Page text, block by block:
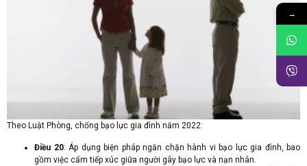
Theo Luật Phòng, chống bạo lực gia đình năm 2022:
Điều 20: Áp dụng biện pháp ngăn chặn hành vi bạo lực gia đình, bao
gồm việc cấm tiếp xúc giữa người gây bạo lực và nạn nhân.
→